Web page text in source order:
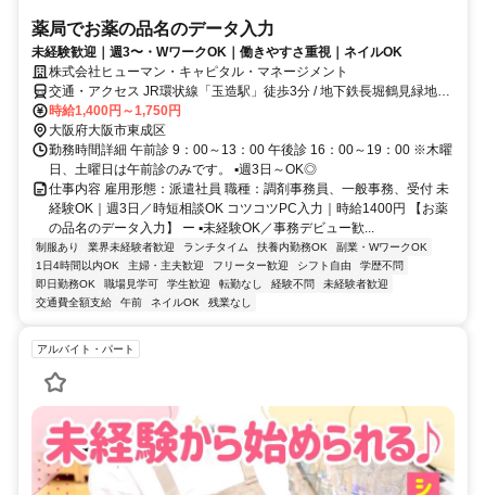
薬局でお薬の品名のデータ入力
未経験歓迎｜週3〜・WワークOK｜働きやすさ重視｜ネイルOK
株式会社ヒューマン・キャピタル・マネージメント
交通・アクセス JR環状線「玉造駅」徒歩3分 / 地下鉄長堀鶴見緑地線
「玉造駅」徒歩5分
時給1,400円～1,750円
大阪府大阪市東成区
勤務時間詳細 午前診 9：00～13：00 午後診 16：00～19：00 ※木曜
日、土曜日は午前診のみです。 ▪️週3日～OK◎
仕事内容 雇用形態：派遣社員 職種：調剤事務員、一般事務、受付 未
経験OK｜週3日／時短相談OK コツコツPC入力｜時給1400円 【お薬
の品名のデータ入力】 ー ▪️未経験OK／事務デビュー歓...
制服あり 業界未経験者歓迎 ランチタイム 扶養内勤務OK
副業・WワークOK
1日4時間以内OK
主婦・主夫歓迎 フリーター歓迎 シフト自由
学歴不問
即日勤務OK
職場見学可 学生歓迎 転勤なし 経験不問
未経験者歓迎
交通費全額支給
午前 ネイルOK 残業なし
アルバイト・パート